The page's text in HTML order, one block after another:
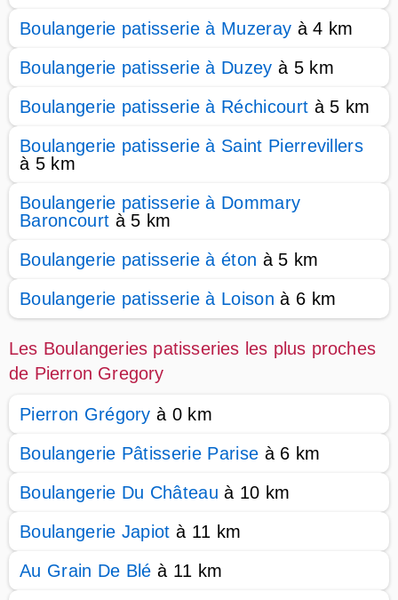
Boulangerie patisserie à Muzeray à 4 km
Boulangerie patisserie à Duzey à 5 km
Boulangerie patisserie à Réchicourt à 5 km
Boulangerie patisserie à Saint Pierrevillers
à 5 km
Boulangerie patisserie à Dommary
Baroncourt à 5 km
Boulangerie patisserie à éton à 5 km
Boulangerie patisserie à Loison à 6 km
Les Boulangeries patisseries les plus proches
de Pierron Gregory
Pierron Grégory à 0 km
Boulangerie Pâtisserie Parise à 6 km
Boulangerie Du Château à 10 km
Boulangerie Japiot à 11 km
Au Grain De Blé à 11 km